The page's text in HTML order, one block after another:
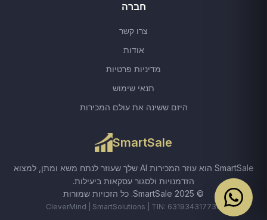
SmartSale
SmartSale הוא עוזר המכירות AI שלך שעוזר לנתח משא ומתן, למצוא
הזדמנויות ולסגור עסקאות ביעילות.
© 2025 SmartSale.
כל הזכויות שמורות
CleverMind | SmartSolutions | TIN: 631934317736
חברה
צרו קשר
אודות
מדיניות פרטיות
תנאי שימוש
היזם ששינה את עולם המכירות